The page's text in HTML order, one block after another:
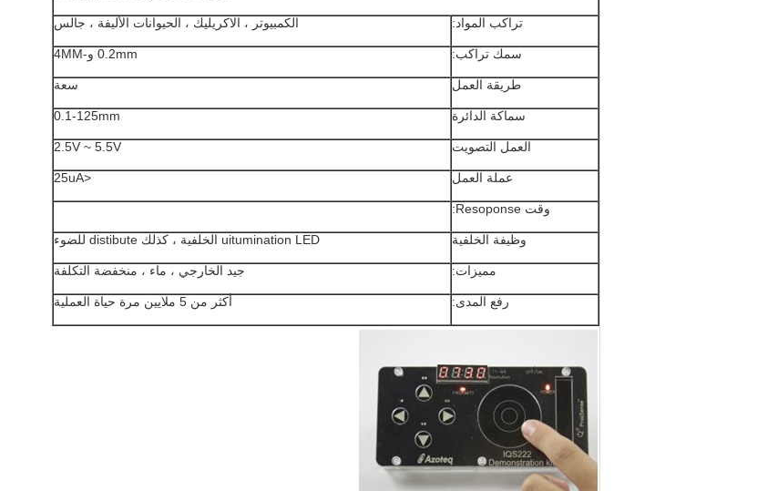
تراكب المواد: الكمبيوتر ، الاكريليك ، الحيوانات الأليفة ، جالس
سمك تراكب: 0.2mm و-4MM
طريقة العمل سعة
سماكة الدائرة 0.1-125mm
العمل التصويت 2.5V ~ 5.5V
عملة العمل <25uA
وقت Resoponse:
وظيفة الخلفية uitumination LED الخلفية ، كذلك distibute للضوء
مميزات: جيد الخارجي ، ماء ، منخفضة التكلفة
رفع المدى: أكثر من 5 ملايين مرة حياة العملية